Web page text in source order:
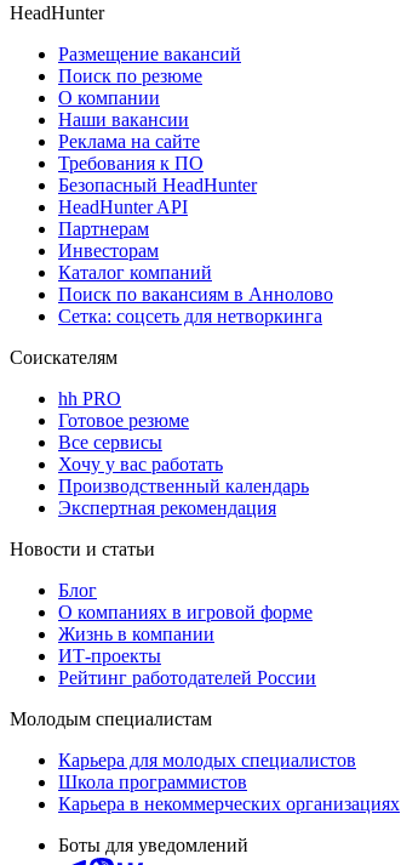
HeadHunter
Размещение вакансий
Поиск по резюме
О компании
Наши вакансии
Реклама на сайте
Требования к ПО
Безопасный HeadHunter
HeadHunter API
Партнерам
Инвесторам
Каталог компаний
Поиск по вакансиям в Аннолово
Сетка: соцсеть для нетворкинга
Соискателям
hh PRO
Готовое резюме
Все сервисы
Хочу у вас работать
Производственный календарь
Экспертная рекомендация
Новости и статьи
Блог
О компаниях в игровой форме
Жизнь в компании
ИТ-проекты
Рейтинг работодателей России
Молодым специалистам
Карьера для молодых специалистов
Школа программистов
Карьера в некоммерческих организациях
Боты для уведомлений